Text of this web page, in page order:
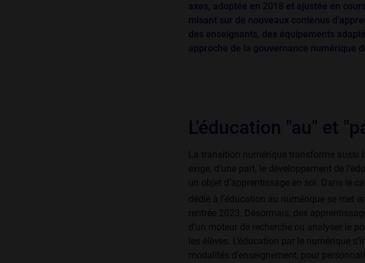
axes, adoptée en 2018 et ajustée en
misant sur de nouveaux contenus
des enseignants, des équipements
approche de la gouvernance numérique
L'éducation "au" et "
La transition numérique transforme aussi
exige, d’une part, le développement de
un objet d’apprentissage en soi. Dans le
dédié à l’éducation au numérique se met
rentrée 2023. Désormais, des
d’un moteur de recherche ou analyser le
les élèves. L’éducation par le numérique
modalités d’enseignement, pour